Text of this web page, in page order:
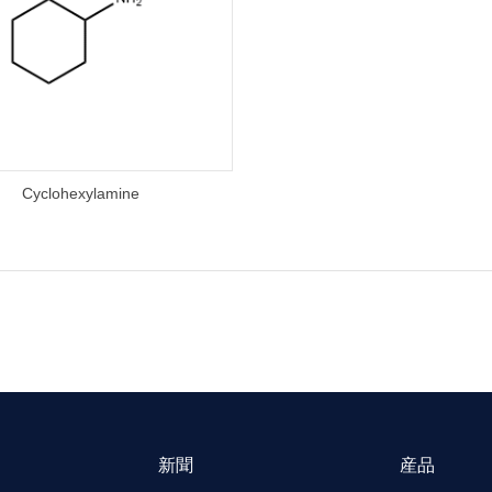
Cyclohexylamine
新聞 産品